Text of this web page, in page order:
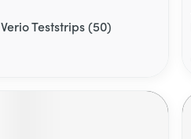
Teststrips (50)